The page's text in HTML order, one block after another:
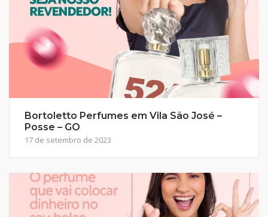
Bortoletto Perfumes em Vila São José –
Posse – GO
17 de setembro de 2023